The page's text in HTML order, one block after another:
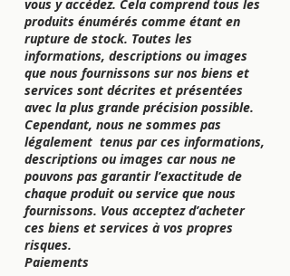
vous y accédez. Cela comprend tous les
produits énumérés comme étant en
rupture de stock. Toutes les
informations, descriptions ou images
que nous fournissons sur nos biens et
services sont décrites et présentées
avec la plus grande précision possible.
Cependant, nous ne sommes pas
légalement tenus par ces informations,
descriptions ou images car nous ne
pouvons pas garantir l’exactitude de
chaque produit ou service que nous
fournissons. Vous acceptez d’acheter
ces biens et services à vos propres
risques.
Paiements